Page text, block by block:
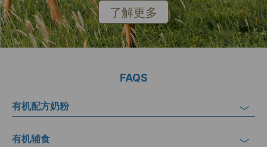
了解更多
FAQS
有机配方奶粉
有机辅食